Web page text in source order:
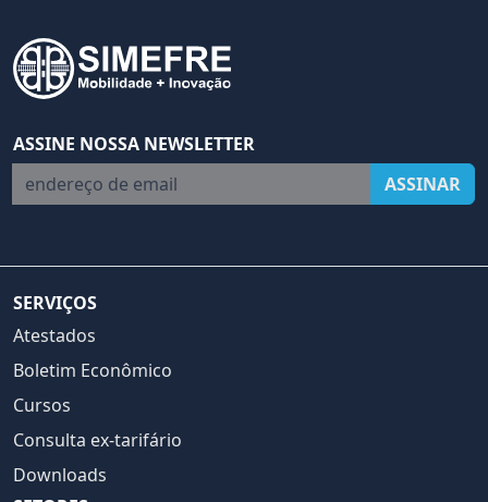
ASSINE NOSSA NEWSLETTER
endereço de email
ASSINAR
SERVIÇOS
Atestados
Boletim Econômico
Cursos
Consulta ex-tarifário
Downloads